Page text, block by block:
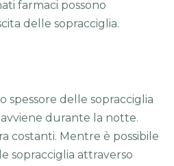
farmaci possono
delle sopracciglia.
spessore delle sopracciglia
durante la notte.
costanti. Mentre è possibile
sopracciglia attraverso